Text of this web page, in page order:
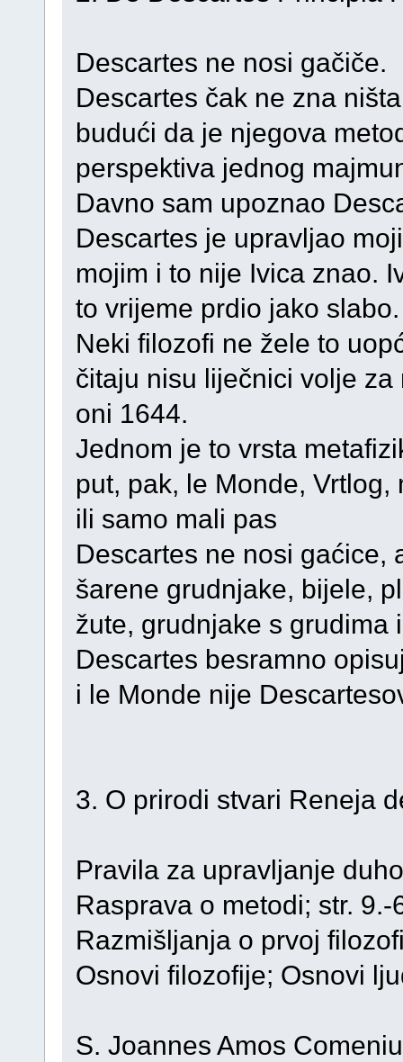
Descartes ne nosi gačiče.
Descartes čak ne zna
budući da je njegova
perspektiva jednog
Davno sam upoznao
Descartes je upravljao
mojim i to nije Ivica znao.
to vrijeme prdio jako slabo.
Neki filozofi ne žele to
čitaju nisu liječnici volje za
oni 1644.
Jednom je to vrsta
put, pak, le Monde, Vrtlog,
ili samo mali pas
Descartes ne nosi gaćice,
šarene grudnjake, bijele,
žute, grudnjake s grudima
Descartes besramno
i le Monde nije
3. O prirodi stvari Reneja
Pravila za upravljanje
Rasprava o metodi; str. 9.-
Razmišljanja o prvoj
Osnovi filozofije; Osnovi
S. Joannes Amos